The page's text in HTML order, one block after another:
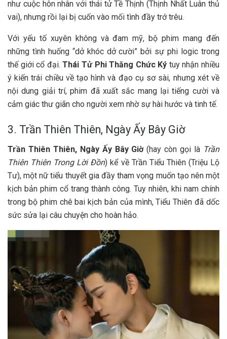
như cuộc hôn nhân với thái tử Tề Thịnh (Thịnh Nhất Luân thủ
vai), nhưng rồi lại bị cuốn vào mối tình đầy trớ trêu.
Với yếu tố xuyên không và đam mỹ, bộ phim mang đến
những tình huống “dở khóc dở cười” bởi sự phi logic trong
thế giới cổ đại.Thái Tử Phi Thăng Chức Ký tuy nhận nhiều
ý kiến trái chiều về tạo hình và đạo cụ sơ sài, nhưng xét về
nội dung giải trí, phim đã xuất sắc mang lại tiếng cười và
cảm giác thư giãn cho người xem nhờ sự hài hước và tinh tế.
3. Trần Thiên Thiên, Ngày Ấy Bây Giờ
Trần Thiên Thiên, Ngày Ấy Bây Giờ(hay còn gọi là Trần
Thiên Thiên Trong Lời Đồn) kể về Trần Tiểu Thiên (Triệu Lộ
Tư), một nữ tiểu thuyết gia đầy tham vọng muốn tạo nên một
kịch bản phim cổ trang thành công. Tuy nhiên, khi nam chính
trong bộ phim chê bai kịch bản của mình, Tiểu Thiên đã dốc
sức sửa lại câu chuyện cho hoàn hảo.